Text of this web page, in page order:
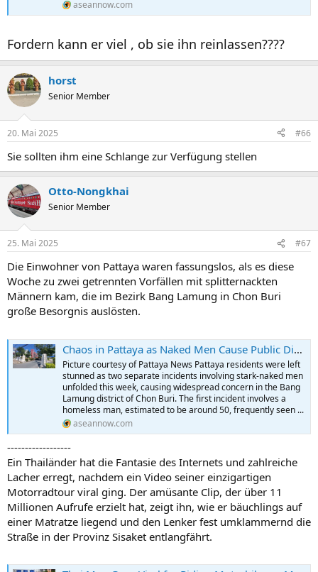
aseannow.com
Fordern kann er viel , ob sie ihn reinlassen????
horst
Senior Member
20. Mai 2025 #66
Sie sollten ihm eine Schlange zur Verfügung stellen
Otto-Nongkhai
Senior Member
25. Mai 2025 #67
Die Einwohner von Pattaya waren fassungslos, als es diese
Woche zu zwei getrennten Vorfällen mit splitternackten
Männern kam, die im Bezirk Bang Lamung in Chon Buri
große Besorgnis auslösten.
Chaos in Pattaya as Naked Men Cause Public Disturbances
Picture courtesy of Pattaya News Pattaya residents were left
stunned as two separate incidents involving stark-naked men
unfolded this week, causing widespread concern in the Bang
Lamung district of Chon Buri. The first incident involves a
homeless man, estimated to be around 50, frequently seen ...
aseannow.com
------------------
Ein Thailänder hat die Fantasie des Internets und zahlreiche
Lacher erregt, nachdem ein Video seiner einzigartigen
Motorradtour viral ging. Der amüsante Clip, der über 11
Millionen Aufrufe erzielt hat, zeigt ihn, wie er bäuchlings auf
einer Matratze liegend und den Lenker fest umklammernd die
Straße in der Provinz Sisaket entlangfährt.